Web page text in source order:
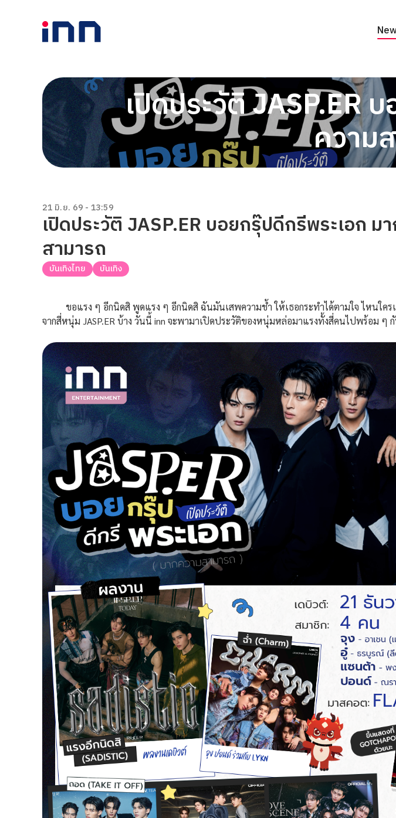
เปิดประวัติ JASP.ER
ความ
21 มิ.ย. 69 - 13:59
เปิดประวัติ JASP.ER บอยกรุ๊ปดีกรีพระเอก ม
สามารถ
บันเทิงไทย บันเทิง
ขอแรง ๆ อีกนิดสิ พูดแรง ๆ อีกนิดสิ ฉันมันเสพความช้ำ ให้เธอกระทำได้ตามใจ ไหนใครเ
จากสี่หนุ่ม JASP.ER บ้าง วันนี้ inn จะพามาเปิดประวัติของหนุ่มหล่อมาแรงทั้งสี่คนไปพร้อม ๆ